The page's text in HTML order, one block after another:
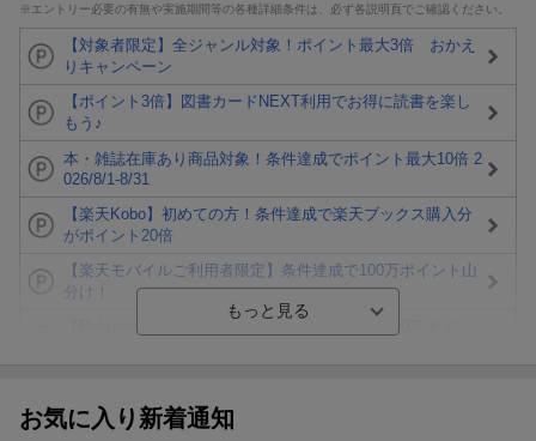
※エントリー必要の有無や実施期間等の各種詳細条件は、必ず各説明頁でご確認ください。
【対象者限定】全ジャンル対象！ポイント最大3倍 おかえ
りキャンペーン
【ポイント3倍】図書カードNEXT利用でお得に読書を楽し
もう♪
本・雑誌在庫あり商品対象！条件達成でポイント最大10倍 2
026/8/1-8/31
【楽天Kobo】初めての方！条件達成で楽天ブックス購入分
がポイント20倍
【楽天モバイルご利用者限定】条件達成で100万ポイント山
分け！
が当たる！
お気に入り新着通知